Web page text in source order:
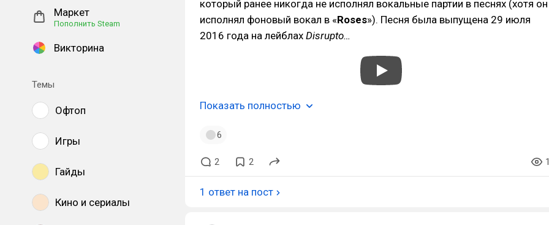
Маркет
Пополнить Steam
Викторина
Темы
Офтоп
Игры
Гайды
Кино и сериалы
который ранее никогда не исполнял вокальные партии в песнях (хотя он
исполнял фоновый вокал в «Roses»). Песня была выпущена 29 июля
2016 года на лейблах Disrupto…
Показать полностью
6
2 2
1 ответ на пост